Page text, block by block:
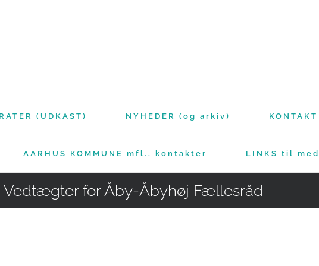
(UDKAST) NYHEDER (og arkiv) KONTAKT
AARHUS KOMMUNE mfl., kontakter LINKS til
Vedtægter for Åby-Åbyhøj Fællesråd